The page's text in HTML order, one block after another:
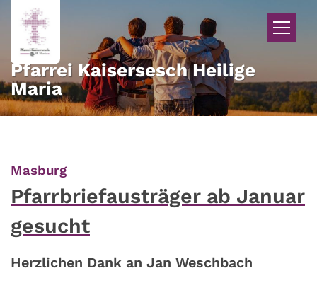
Zum Inhalt springen
Pfarrei Kaisersesch Heilige
Maria
Masburg:
Pfarrbriefausträger ab Januar
gesucht
Herzlichen Dank an Jan Weschbach